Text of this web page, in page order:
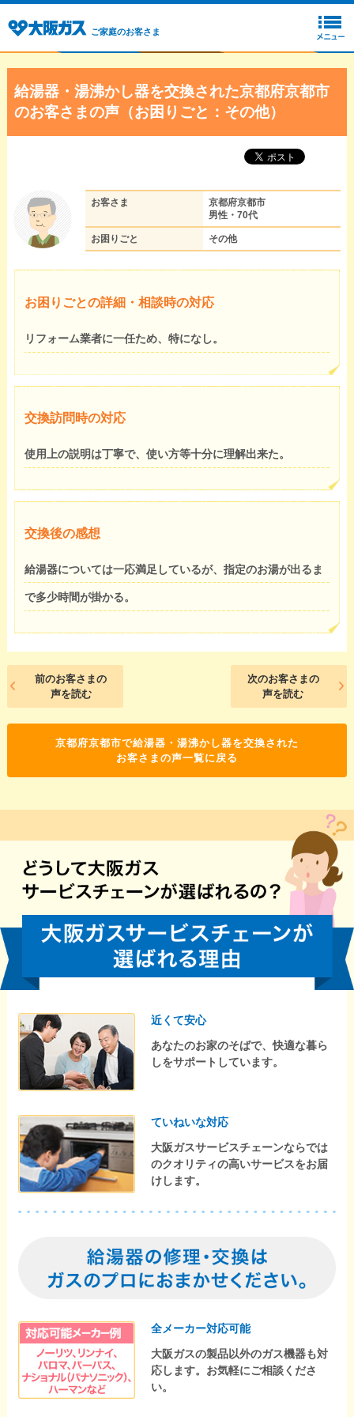
ご家庭のお客さま
給湯器・湯沸かし器を交換された京都府京都市
のお客さまの声（お困りごと：その他）
お客さま
京都府京都市
男性・70代
お困りごと その他
お困りごとの詳細・相談時の対応
リフォーム業者に一任ため、特になし。
交換訪問時の対応
使用上の説明は丁寧で、使い方等十分に理解出来た。
交換後の感想
給湯器については一応満足しているが、指定のお湯が出るま
で多少時間が掛かる。
前のお客さまの
声を読む
次のお客さまの
声を読む
京都府京都市で給湯器・湯沸かし器を交換された
お客さまの声一覧に戻る
近くて安心
あなたのお家のそばで、快適な暮ら
しをサポートしています。
ていねいな対応
大阪ガスサービスチェーンならでは
のクオリティの高いサービスをお届
けします。
全メーカー対応可能
大阪ガスの製品以外のガス機器も対
応します。お気軽にご相談くださ
い。